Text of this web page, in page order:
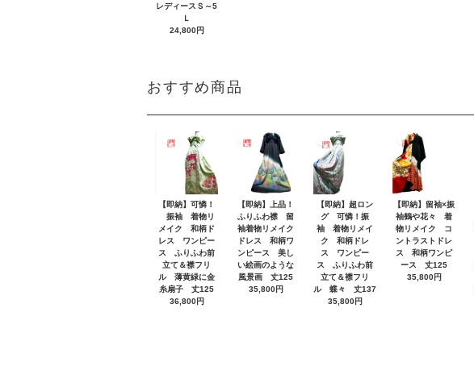
レディースＳ～5
Ｌ
24,800円
おすすめ商品
【即納】可憐！
振袖 着物リ
メイク 和柄ド
レス ワンピー
ス ふりふわ前
立て＆襟フリ
ル 薄黄緑に金
糸扇子 丈125
36,800円
【即納】上品！
ふりふわ襟 留
袖着物リメイク
ドレス 和柄ワ
ンピース 美し
い絵画のような
風景画 丈125
35,800円
【即納】超ロン
グ 可憐！振
袖 着物リメイ
ク 和柄ドレ
ス ワンピー
ス ふりふわ前
立て＆襟フリ
ル 蝶々 丈137
35,800円
【即納】留袖×振
袖鶴や花々 着
物リメイク コ
ントラストドレ
ス 和柄ワンピ
ース 丈125
35,800円